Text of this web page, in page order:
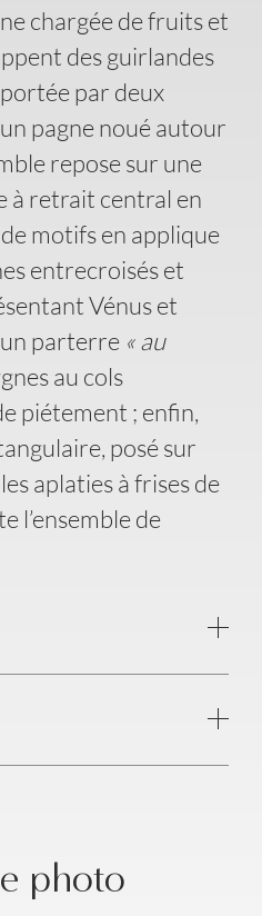
chargée de fruits et
des guirlandes
par deux
pagne noué autour
repose sur une
à retrait central en
motifs en applique
entrecroisés et
Vénus et
parterre « au
au cols
piétement ; enfin,
posé sur
aplaties à frises de
l’ensemble de
photo